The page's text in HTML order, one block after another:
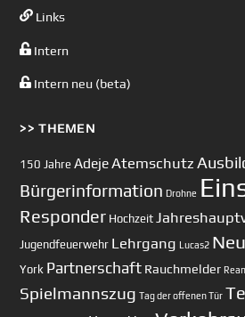
Links
Intern
Intern neu (beta)
>> THEMEN
150 Jahre AdejeAtemschutz
Bürgerinformation Drohne
Responder Hochzeit
Jugendfeuerwehr Lehrgang Lucas2
York Partnerschaft Rauchmelder
Spielmannszug Tag der offenen Tür